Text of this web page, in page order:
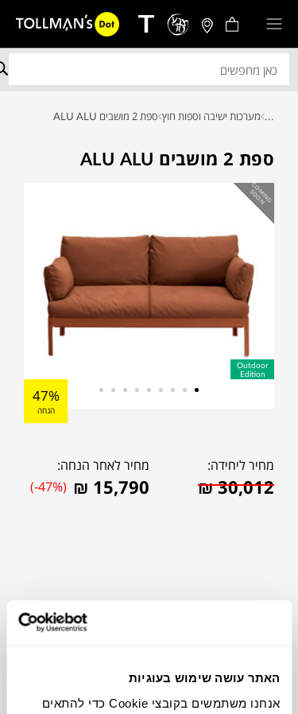
האתר עושה שימוש בעוגיות
אנחנו משתמשים בקובצי Cookie כדי להתאים
... מערכות ישיבה וספות חוץ ספת 2 מושבים ALU ALU
ספת 2 מושבים ALU ALU
C
O
M
IN
G
S
O
O
N
Outdoor
Edition
47%
הנחה
מחיר ליחידה:
₪30,012
מחיר לאחר הנחה:
₪ 15,790
(-47%)
להדמיית AI Design